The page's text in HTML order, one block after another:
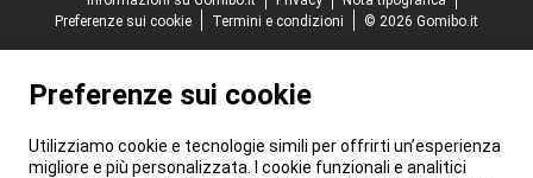
Preferenze sui cookie
Termini e condizioni © 2026 Gomibo.it
Preferenze sui cookie
Utilizziamo cookie e tecnologie simili per offrirti un’esperienza
migliore e più personalizzata. I cookie funzionali e analitici